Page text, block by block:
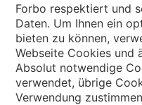
Land auswählen
Land auswählen
Forbo respektiert und
Daten. Um Ihnen ein
bieten zu können,
Webseite Cookies und
Absolut notwendige
verwendet, übrige
Verwendung